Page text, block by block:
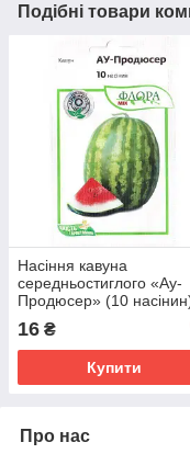
Подібні товари
Насіння кавуна
середньостиглого «Ау-
Продюсер» (10
16 ₴
Купити
Про нас